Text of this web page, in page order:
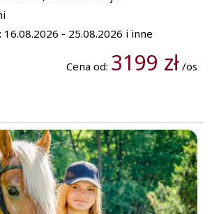
16.08.2026 - 25.08.2026 i inne
Cena od: 3199 zł/os